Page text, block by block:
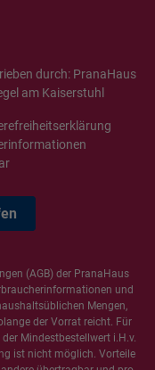
durch: PranaHaus
am Kaiserstuhl
(AGB) der PranaHaus
und
Mengen,
der Vorrat reicht. Für
Mindestbestellwert i.H.v.
ist nicht möglich. Vorteile